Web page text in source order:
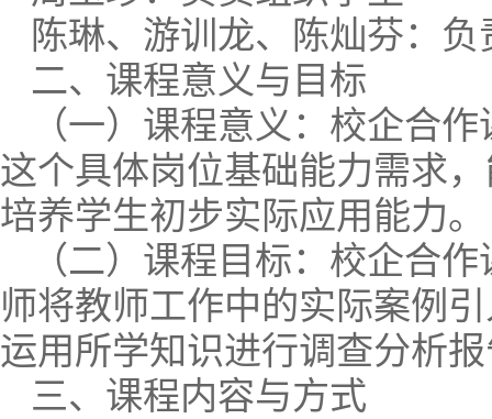
陈琳、游训龙、陈灿芬：
二、课程意义与目标
（一）课程意义：校企合
这个具体岗位基础能力需求
培养学生初步实际应用能力。
（二）课程目标：校企合
师将教师工作中的实际案例
运用所学知识进行调查分析
三、课程内容与方式